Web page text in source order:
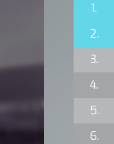
1.
2.
3.
4.
5.
6.